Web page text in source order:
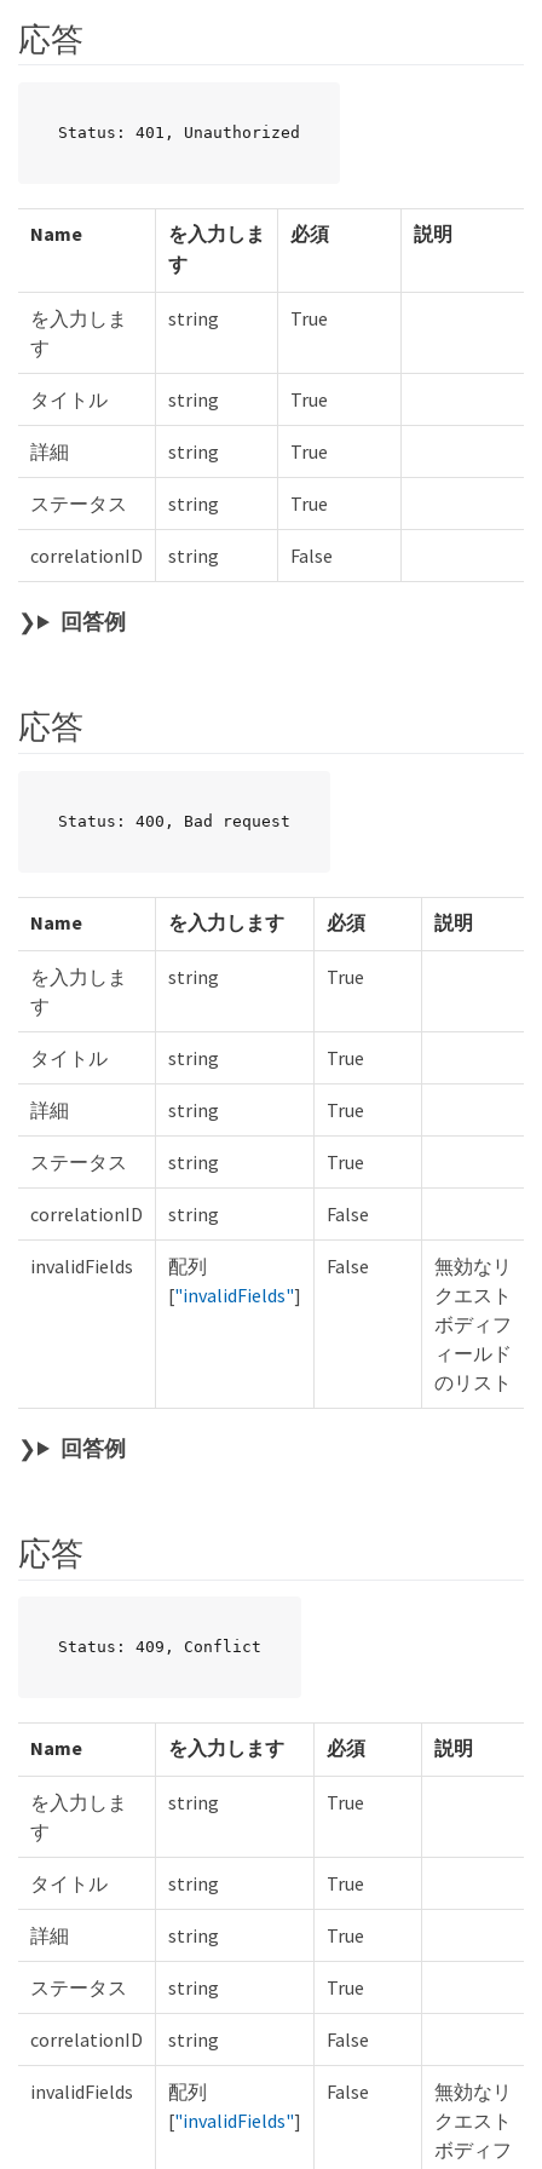
応答
Status: 401, Unauthorized
Name
を入力しま
す
必須 説明
を入力しま
す
string True
タイトル string True
詳細 string True
ステータス string True
correlationID string False
回答例
応答
Status: 400, Bad request
Name を入力します 必須 説明
を入力しま
す
string True
タイトル string True
詳細 string True
ステータス string True
correlationID string False
invalidFields
配列
["invalidFields"]
False
無効なリ
クエスト
ボディフ
ィールド
のリスト
回答例
応答
Status: 409, Conflict
Name を入力します 必須 説明
を入力しま
す
string True
タイトル string True
詳細 string True
ステータス string True
correlationID string False
invalidFields
配列
["invalidFields"]
False
無効なリ
クエスト
ボディフ